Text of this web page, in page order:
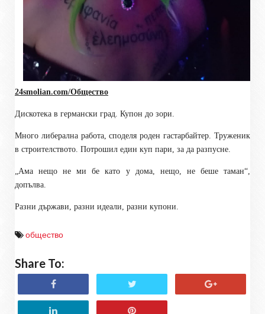
24smolian.com/Общество
Дискотека в германски град. Купон до зори.
Много либерална работа, споделя роден гастарбайтер. Труженик
в строителството. Потрошил един куп пари, за да разпусне.
„Ама нещо не ми бе като у дома, нещо, не беше таман“,
допълва.
Разни държави, разни идеали, разни купони.
общество
Share To: